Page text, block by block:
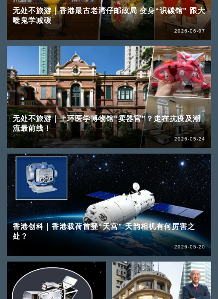
无处不旅游｜香港最古老湾仔邮政局 变身“识碳馆” 跟大
嘥鬼学减碳
2026-06-07
无处不旅游｜上环医学博物馆“卖器官”？走在抗疫及潮
流最前线！
2026-05-24
香港创科｜香港载荷首登“天宫” 天韵相机有何厉害之
处？
2026-05-20